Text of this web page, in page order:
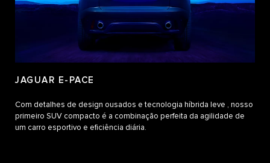
JAGUAR E-PACE
Com detalhes de design ousados e tecnologia híbrida leve , nosso
primeiro SUV compacto é a combinação perfeita da agilidade de
um carro esportivo e eficiência diária.